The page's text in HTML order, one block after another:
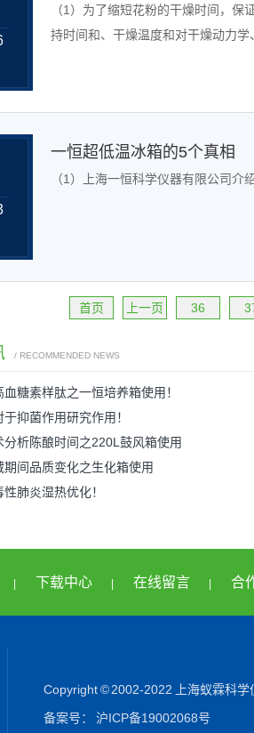
（1）为了缩短花粉的干燥时间，
持时间和、干燥温度和对干燥动力学
一恒超低温冰箱的5个真相
（1）上海一恒科学仪器有限公司介
首页 上一页 36
/ RECOMMENDED NEWS
糖素样肽之一恒培养箱使用！
抑菌作用研究作用！
分析陈酿时间之220L鼓风箱使用
期间品质变化之生化箱使用
肺炎湿热优化！
下载中心 在线留言 合
Copyright © 2002-2022 上海蚁霖科学
备案号：
沪ICP备19002068号